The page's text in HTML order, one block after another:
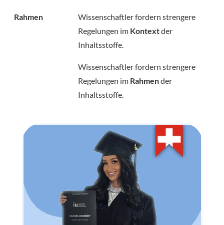
Rahmen
Wissenschaftler fordern strengere
Regelungen im Kontextder
Inhaltsstoffe.
Wissenschaftler fordern strengere
Regelungen im Rahmender
Inhaltsstoffe.